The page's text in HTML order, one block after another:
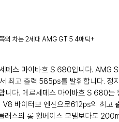
의 차는 2세대 AMG GT 5 4매틱+
데스 마이바흐 S 680입니다. AMG
최고 출력 585ps를 발휘합니다. 정
다. 메르세데스 마이바흐 S 680는
바이터보 엔진으로612ps의 최고
스의 롱 휠베이스 모델보다도